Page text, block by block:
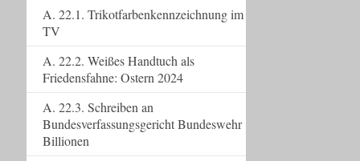
A. 22.1. Trikotfarbenkennzeichnung im
TV
A. 22.2. Weißes Handtuch als
Friedensfahne: Ostern 2024
A. 22.3. Schreiben an
Bundesverfassungsgericht Bundeswehr
Billionen